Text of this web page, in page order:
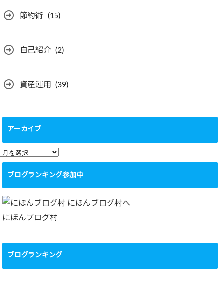
節約術 (15)
自己紹介 (2)
資産運用 (39)
アーカイブ
ア
ー
イ
ブ
ブログランキング参加中
にほんブログ村
ブログランキング